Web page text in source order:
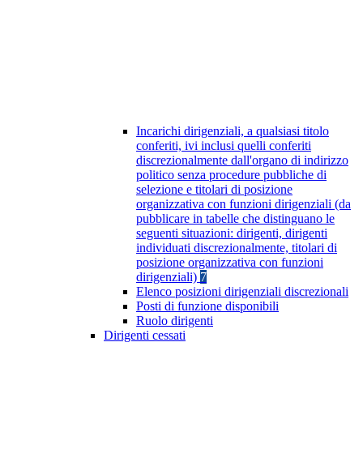
Incarichi dirigenziali, a qualsiasi titolo
conferiti, ivi inclusi quelli conferiti
discrezionalmente dall'organo di indirizzo
politico senza procedure pubbliche di
selezione e titolari di posizione
organizzativa con funzioni dirigenziali (da
pubblicare in tabelle che distinguano le
seguenti situazioni: dirigenti, dirigenti
individuati discrezionalmente, titolari di
posizione organizzativa con funzioni
dirigenziali) 7
Elenco posizioni dirigenziali discrezionali
Posti di funzione disponibili
Ruolo dirigenti
Dirigenti cessati